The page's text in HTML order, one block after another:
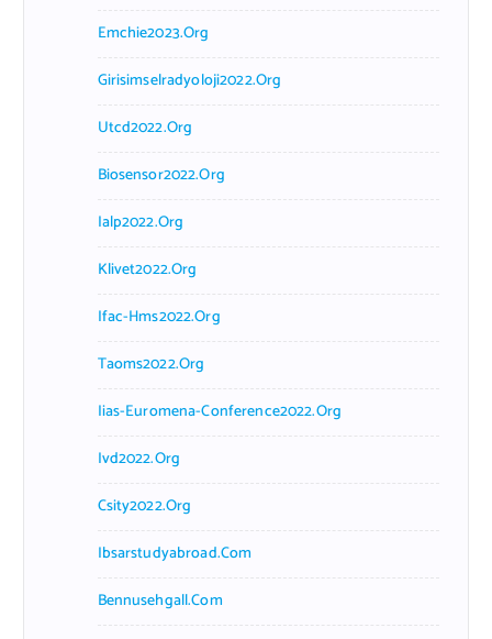
Emchie2023.org
Girisimselradyoloji2022.org
Utcd2022.org
Biosensor2022.org
Ialp2022.org
Klivet2022.org
Ifac-Hms2022.org
Taoms2022.org
Iias-Euromena-Conference2022.org
Ivd2022.org
Csity2022.org
Ibsarstudyabroad.com
Bennusehgall.com